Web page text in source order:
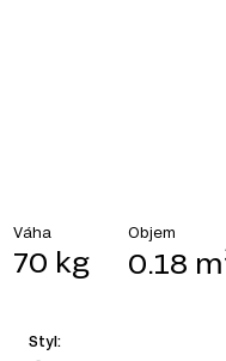
Váha
70 kg
Objem
0.18 m
Styl: